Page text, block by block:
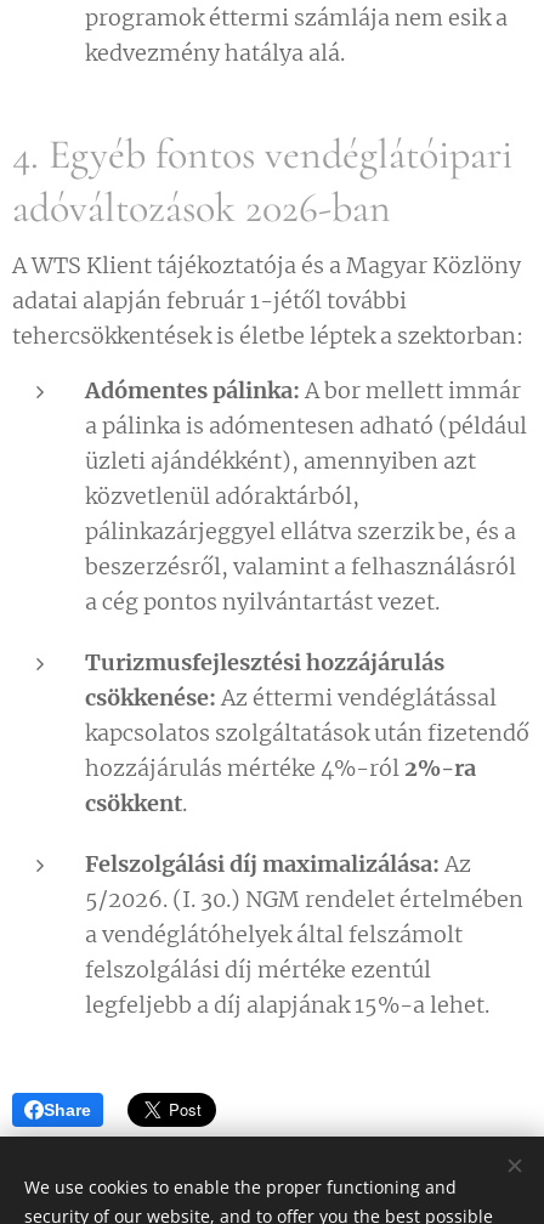
programok éttermi számlája nem esik a
kedvezmény hatálya alá.
4. Egyéb fontos vendéglátóipari
adóváltozások 2026-ban
A WTS Klient tájékoztatója és a Magyar Közlöny
adatai alapján február 1-jétől további
tehercsökkentések is életbe léptek a szektorban:
Adómentes pálinka:A bor mellett immár
a pálinka is adómentesen adható (például
üzleti ajándékként), amennyiben azt
közvetlenül adóraktárból,
pálinkazárjeggyel ellátva szerzik be, és a
beszerzésről, valamint a felhasználásról
a cég pontos nyilvántartást vezet.
Turizmusfejlesztési hozzájárulás
csökkenése:Az éttermi vendéglátással
kapcsolatos szolgáltatások után fizetendő
hozzájárulás mértéke 4%-ról 2%-ra
csökkent.
Felszolgálási díj maximalizálása:Az
5/2026. (I. 30.) NGM rendelet értelmében
a vendéglátóhelyek által felszámolt
felszolgálási díj mértéke ezentúl
legfeljebb a díj alapjának 15%-a lehet.
Share
We use cookies to enable the proper functioning and
security of our website, and to offer you the best possible